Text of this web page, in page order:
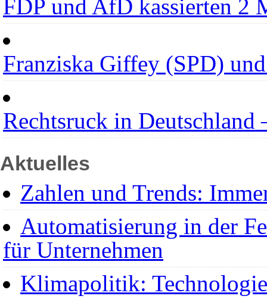
FDP und AfD kassierten 2
Franziska Giffey (SPD)
Rechtsruck in Deutschland
Aktuelles
Zahlen und Trends:
Automatisierung in der
für Unternehmen
Klimapolitik: